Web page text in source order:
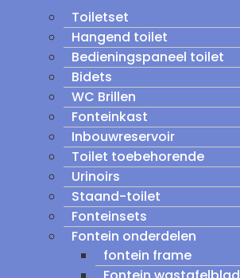
Toiletset
Hangend toilet
Bedieningspaneel toilet
Bidets
WC Brillen
Fonteinkast
Inbouwreservoir
Toilet toebehorende
Urinoirs
Staand-toilet
Fonteinsets
Fontein onderdelen
fontein frame